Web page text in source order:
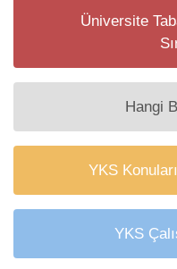
Üniversite
Hangi
YKS
YKS